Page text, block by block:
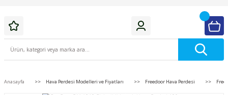
Anasayfa Hava Perdesi Modelleri ve Fiyatları Freedoor Hava Perdesi